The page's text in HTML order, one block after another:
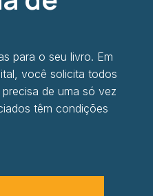
para o seu livro. Em
você solicita todos
de uma só vez
têm condições